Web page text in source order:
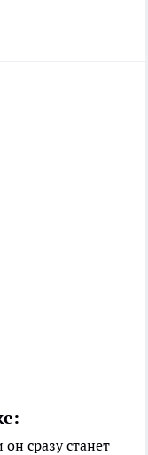
сразу станет